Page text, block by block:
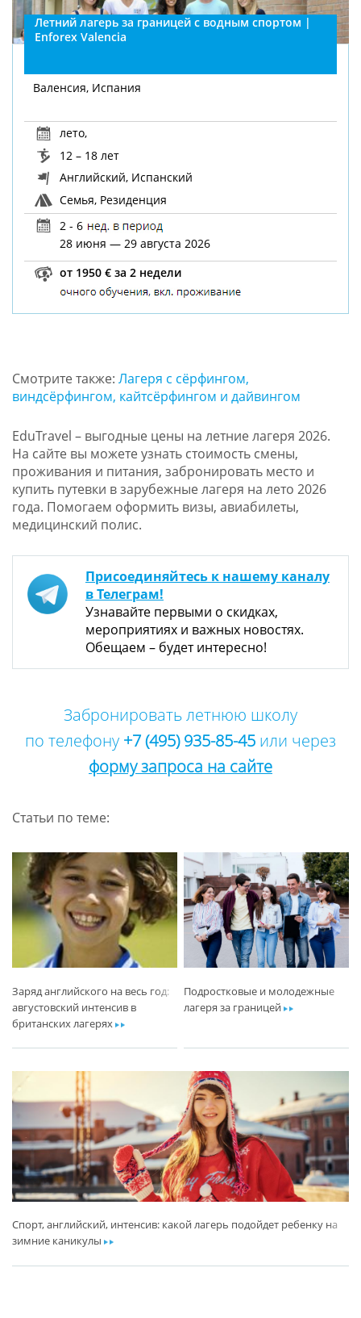
Летний лагерь за границей с водным спортом |
Enforex Valencia
Валенсия, Испания
лето,
12 – 18 лет
Английский, Испанский
Семья, Резиденция
2 - 6
28 июня — 29 августа 2026
от 1950 € за 2 недели
Смотрите также: Лагеря с сёрфингом,
виндсёрфингом, кайтсёрфингом и дайвингом
EduTravel – выгодные цены на летние лагеря 2026.
На сайте вы можете узнать стоимость смены,
проживания и питания, забронировать место и
купить путевки в зарубежные лагеря на лето 2026
года. Помогаем оформить визы, авиабилеты,
медицинский полис.
Присоединяйтесь к нашему каналу
в Телеграм!
Узнавайте первыми о скидках,
мероприятиях и важных новостях.
Обещаем – будет интересно!
Забронировать летнюю школу
по телефону +7 (495) 935-85-45 или через
форму запроса на сайте
Статьи по теме:
Заряд английского на весь год:
августовский интенсив в
британских лагеряхar
Подростковые и молодежные
лагеря за границейar
Спорт, английский, интенсив: какой лагерь подойдет ребенку на
зимние каникулыar